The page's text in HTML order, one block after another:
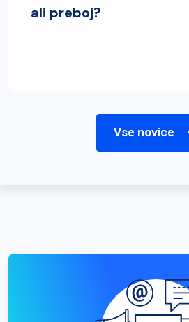
ali preboj?
Vse novice